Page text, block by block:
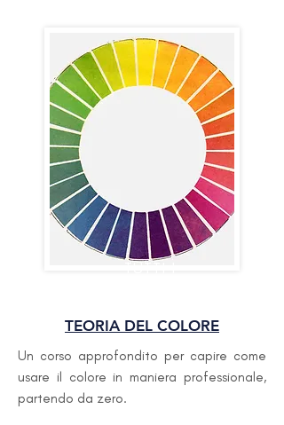
TUTTI I
TEORIA DEL COLORE
Un corso approfondito per capire come
usare il colore in maniera professionale,
partendo da zero.